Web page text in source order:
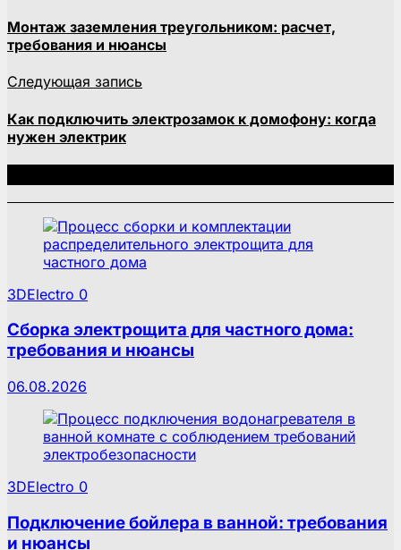
Монтаж заземления треугольником: расчет,
требования и нюансы
Следующая запись
Как подключить электрозамок к домофону: когда
нужен электрик
3DElectro 0
Сборка электрощита для частного дома:
требования и нюансы
06.08.2026
3DElectro 0
Подключение бойлера в ванной: требования
и нюансы